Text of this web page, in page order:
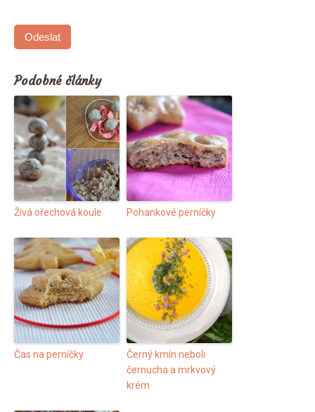
Odeslat
Podobné články
Živá ořechová koule Pohankové perníčky
Čas na perníčky
Černý kmín neboli
černucha a mrkvový
krém